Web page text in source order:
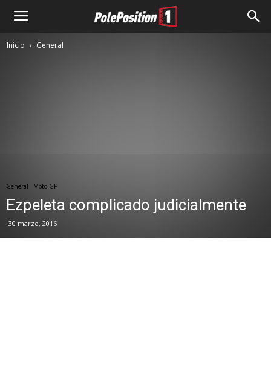
Inicio General
General Moto GP
Ezpeleta complicado judicialmente
30 marzo, 2016